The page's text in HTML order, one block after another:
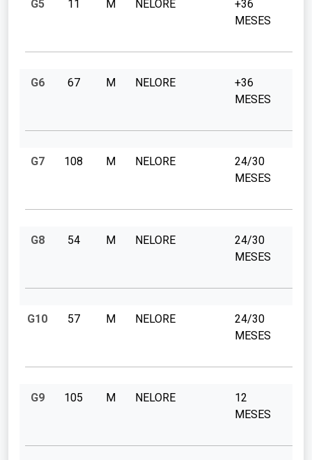
G5 11 M NELORE
+36
MESES
G6 67 M NELORE
+36
MESES
G7 108 M NELORE
24/30
MESES
G8 54 M NELORE
24/30
MESES
G10 57 M NELORE
24/30
MESES
G9 105 M NELORE
12
MESES